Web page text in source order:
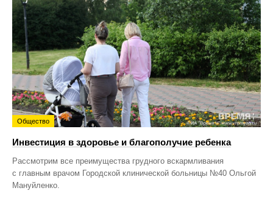
Общество
Инвестиция в здоровье и благополучие ребенка
Рассмотрим все преимущества грудного вскармливания
с главным врачом Городской клинической больницы №40 Ольгой
Мануйленко.